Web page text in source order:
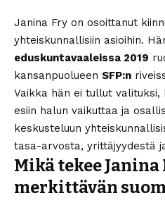
Janina Fry on osoittanut
yhteiskunnallisiin asioihin.
eduskuntavaaleissa 2019
kansanpuolueen SFP:n
Vaikka hän ei tullut valituksi,
esiin halun vaikuttaa ja
keskusteluun
tasa-arvosta, yrittäjyydestä
Mikä tekee Janina
merkittävän